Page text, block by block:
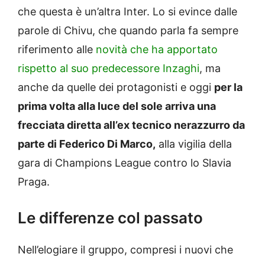
che questa è un’altra Inter. Lo si evince dalle
parole di Chivu, che quando parla fa sempre
riferimento alle novità che ha apportato
rispetto al suo predecessore Inzaghi, ma
anche da quelle dei protagonisti e oggi per la
prima volta alla luce del sole arriva una
frecciata diretta all’ex tecnico nerazzurro da
parte di Federico Di Marco, alla vigilia della
gara di Champions League contro lo Slavia
Praga.
Le differenze col passato
Nell’elogiare il gruppo, compresi i nuovi che